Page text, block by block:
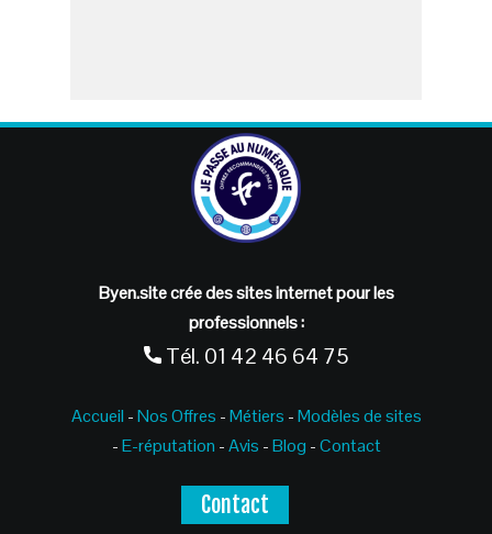
Byen.site crée des sites internet pour les
professionnels :
Tél. 01 42 46 64 75
Accueil -Nos Offres -Métiers -Modèles de sites
-E-réputation -Avis -Blog -Contact
Contact